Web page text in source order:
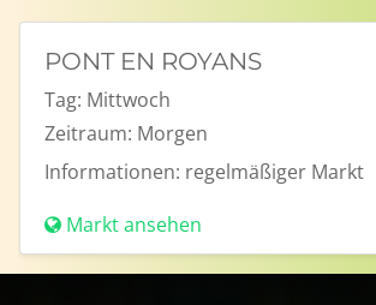
PONT EN ROYANS
Tag: Mittwoch
Zeitraum: Morgen
Informationen: regelmäßiger Markt
Markt ansehen